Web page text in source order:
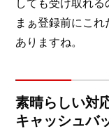
まぁ登録前にこ
ありますね。
素晴らしい対
キャッシュバ